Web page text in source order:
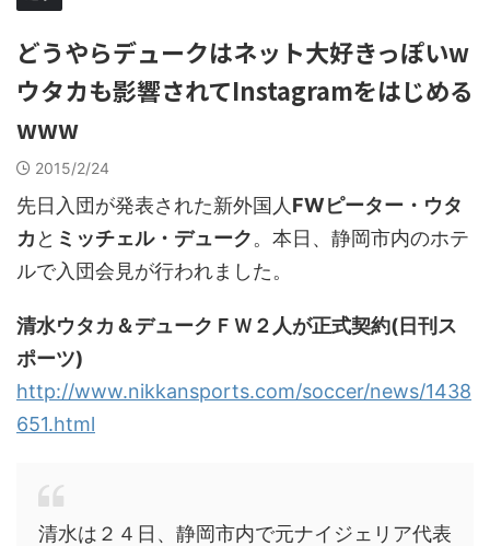
どうやらデュークはネット大好きっぽいw
ウタカも影響されてInstagramをはじめる
www
2015/2/24
先日入団が発表された新外国人 FWピーター・ウタ
カ と ミッチェル・デューク。本日、静岡市内のホテ
ルで入団会見が行われました。
清水ウタカ＆デュークＦＷ２人が正式契約(日刊ス
ポーツ)
http://www.nikkansports.com/soccer/news/1438
651.html
清水は２４日、静岡市内で元ナイジェリア代表